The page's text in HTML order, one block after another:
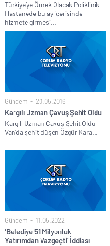
Türkiye’ye Örnek Olacak Poliklinik
Hastanede bu ay içerisinde
hizmete girmesi...
Gündem 20.05.2016
Kargılı Uzman Çavuş Şehit Oldu
Kargılı Uzman Çavuş Şehit Oldu
Van’da şehit düşen Özgür Kara...
Gündem 11.05.2022
‘Belediye 51 Milyonluk
Yatırımdan Vazgeçti’ İddiası